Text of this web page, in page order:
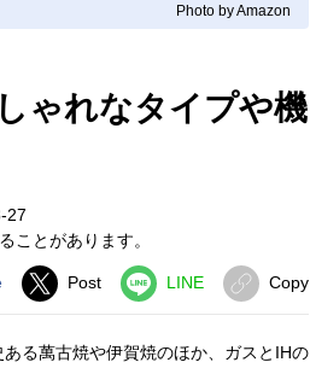
Photo by Amazon
ゃれなタイプや機
27
ことがあります。
Post LINE Copy
ある萬古焼や伊賀焼のほか、ガスとIHの